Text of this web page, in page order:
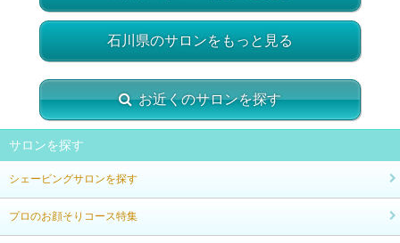
石川県のサロンをもっと見る
お近くのサロンを探す
サロンを探す
シェービングサロンを探す
プロのお顔そりコース特集